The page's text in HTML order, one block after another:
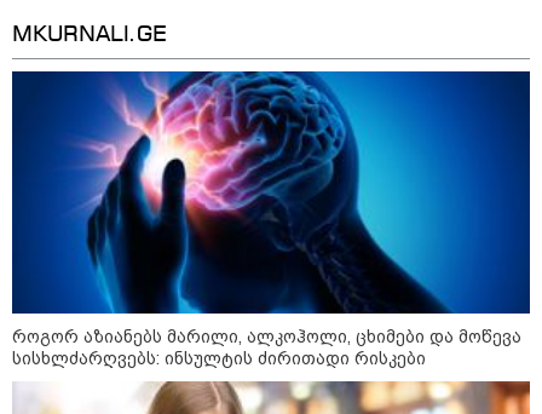
კატეგორიები
MKURNALI.GE
როგორ აზიანებს მარილი, ალკოჰოლი, ცხიმები და მოწევა
სისხლძარღვებს: ინსულტის ძირითადი რისკები